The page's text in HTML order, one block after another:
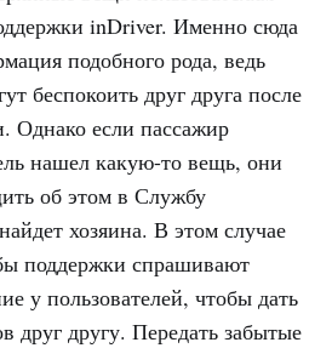
inDriver. Именно сюда
подобного рода, ведь
беспокоить друг друга после
Однако если пассажир
нашел какую-то вещь, они
об этом в Службу
хозяина. В этом случае
поддержки спрашивают
у пользователей, чтобы дать
друг другу. Передать забытые